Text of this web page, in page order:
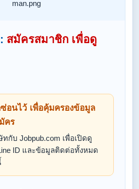
สมัครสมาชิก เพื่อดู
อนไว้ เพื่อคุ้มครองข้อมูล
คร
กับ Jobpub.com เพื่อเปิดดู
ID และข้อมูลติดต่อทั้งหมด